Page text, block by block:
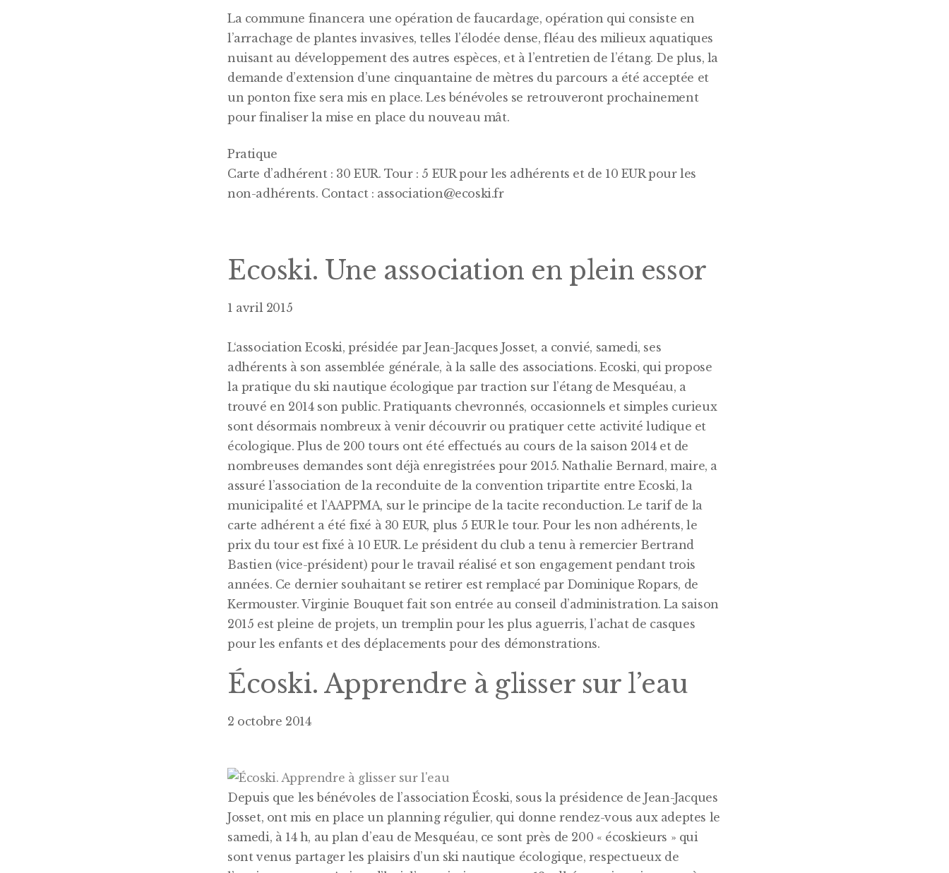
La commune financera une opération de faucardage, opération qui consiste en
l’arrachage de plantes invasives, telles l’élodée dense, fléau des milieux aquatiques
nuisant au développement des autres espèces, et à l’entretien de l’étang. De plus, la
demande d’extension d’une cinquantaine de mètres du parcours a été acceptée et
un ponton fixe sera mis en place. Les bénévoles se retrouveront prochainement
pour finaliser la mise en place du nouveau mât.
Pratique
Carte d’adhérent : 30 EUR. Tour : 5 EUR pour les adhérents et de 10 EUR pour les
non-adhérents. Contact : association@ecoski.fr
Ecoski. Une association en plein essor
1 avril 2015
L‘association Ecoski, présidée par Jean-Jacques Josset, a convié, samedi, ses
adhérents à son assemblée générale, à la salle des associations. Ecoski, qui propose
la pratique du ski nautique écologique par traction sur l’étang de Mesquéau, a
trouvé en 2014 son public. Pratiquants chevronnés, occasionnels et simples curieux
sont désormais nombreux à venir découvrir ou pratiquer cette activité ludique et
écologique. Plus de 200 tours ont été effectués au cours de la saison 2014 et de
nombreuses demandes sont déjà enregistrées pour 2015. Nathalie Bernard, maire, a
assuré l’association de la reconduite de la convention tripartite entre Ecoski, la
municipalité et l’AAPPMA, sur le principe de la tacite reconduction. Le tarif de la
carte adhérent a été fixé à 30 EUR, plus 5 EUR le tour. Pour les non adhérents, le
prix du tour est fixé à 10 EUR. Le président du club a tenu à remercier Bertrand
Bastien (vice-président) pour le travail réalisé et son engagement pendant trois
années. Ce dernier souhaitant se retirer est remplacé par Dominique Ropars, de
Kermouster. Virginie Bouquet fait son entrée au conseil d’administration. La saison
2015 est pleine de projets, un tremplin pour les plus aguerris, l’achat de casques
pour les enfants et des déplacements pour des démonstrations.
Écoski. Apprendre à glisser sur l’eau
2 octobre 2014
Depuis que les bénévoles de l’association Écoski, sous la présidence de Jean-Jacques
Josset, ont mis en place un planning régulier, qui donne rendez-vous aux adeptes le
samedi, à 14 h, au plan d’eau de Mesquéau, ce sont près de 200 « écoskieurs » qui
sont venus partager les plaisirs d’un ski nautique écologique, respectueux de